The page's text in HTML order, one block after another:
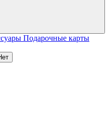
Подарочные карты